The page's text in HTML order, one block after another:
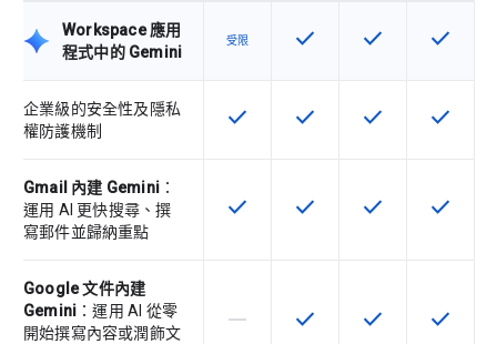
Workspace 應用
程式中的 Gemini
受限 這項功能適用於該 SKU
check 這項功能適用於
check 這項功
check
企業級的安全性及隱私
權防護機制
這項功能適用於該 SKU
check 這項功能適用於該 SKU
check 這項功能適用於
check 這項功
check
Gmail 內建 Gemini ：
運用 AI 更快搜尋、撰
寫郵件並歸納重點
這項功能適用於該 SKU
check 這項功能適用於該 SKU
check 這項功能適用於
check 這項功
check
Google 文件內建
Gemini ：運用 AI 從零
開始撰寫內容或潤飾文
這個 SKU 不支援這項功能
horizontal_rule 這項功能適用於該 SKU
check 這項功能適用於
check 這項功
check